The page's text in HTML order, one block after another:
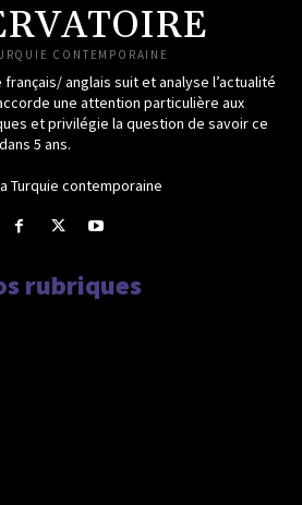
CONTEMPORAINE
anglais suit et analyse l’actualité
une attention particulière aux
et privilégie la question de savoir ce
5 ans.
Turquie contemporaine
rubriques